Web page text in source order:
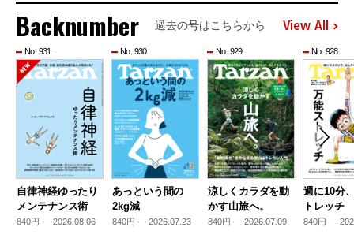
Backnumber 過去の号はこちらから View All
No. 931
自律神経ゆったり
メンテナンス術
840円 — 2026.08.06
No. 930
あっという間の
2kg減
840円 — 2026.07.23
No. 929
涼しくカラダを動
かす山旅へ。
840円 — 2026.07.09
No. 928
週に10分
トレッチ
840円 —